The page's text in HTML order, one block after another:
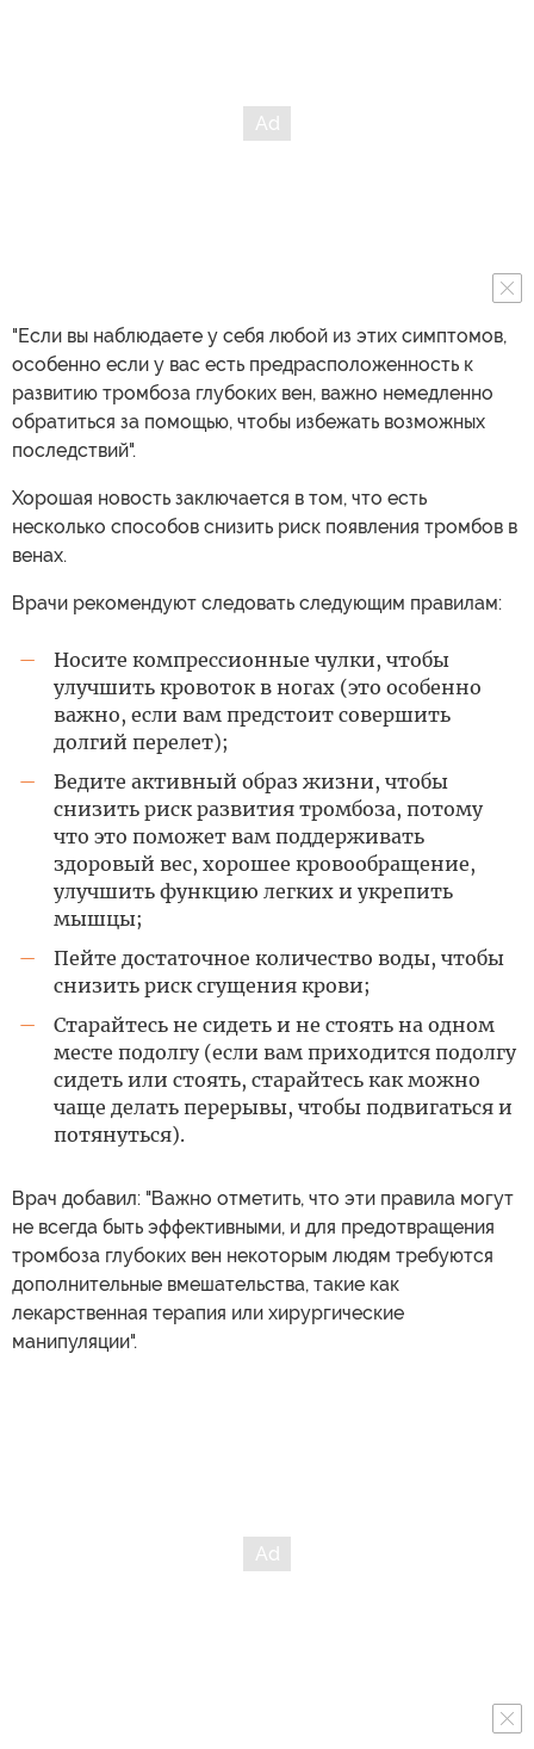
"Если вы наблюдаете у себя любой из этих симптомов,
особенно если у вас есть предрасположенность к
развитию тромбоза глубоких вен, важно немедленно
обратиться за помощью, чтобы избежать возможных
последствий".
Хорошая новость заключается в том, что есть
несколько способов снизить риск появления тромбов в
венах.
Врачи рекомендуют следовать следующим правилам:
—
Носите компрессионные чулки, чтобы
улучшить кровоток в ногах (это особенно
важно, если вам предстоит совершить
долгий перелет);
—
Ведите активный образ жизни, чтобы
снизить риск развития тромбоза, потому
что это поможет вам поддерживать
здоровый вес, хорошее кровообращение,
улучшить функцию легких и укрепить
мышцы;
—
Пейте достаточное количество воды, чтобы
снизить риск сгущения крови;
—
Старайтесь не сидеть и не стоять на одном
месте подолгу (если вам приходится подолгу
сидеть или стоять, старайтесь как можно
чаще делать перерывы, чтобы подвигаться и
потянуться).
Врач добавил: "Важно отметить, что эти правила могут
не всегда быть эффективными, и для предотвращения
тромбоза глубоких вен некоторым людям требуются
дополнительные вмешательства, такие как
лекарственная терапия или хирургические
манипуляции".